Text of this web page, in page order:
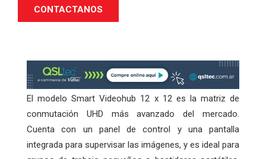
CONTACTANOS
El modelo Smart Videohub 12 x 12 es la matriz de
conmutación UHD más avanzado del mercado.
Cuenta con un panel de control y una pantalla
integrada para supervisar las imágenes, y es ideal para